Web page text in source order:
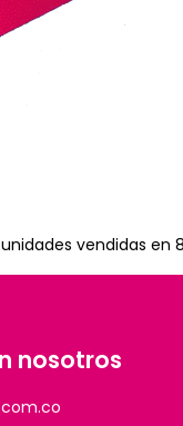
vendidas en
nosotros